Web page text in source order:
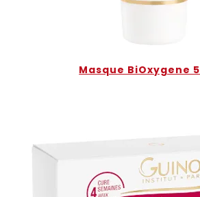
Masque BiOxygene